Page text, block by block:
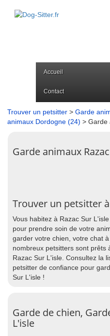
Accueil
Contact
Trouver un petsitter > Garde
animaux Dordogne (24) > Garde
Garde animaux
Trouver un petsitter à
Vous habitez à Razac Sur
pour prendre soin de votre
garder votre chien, votre chat
nombreux petsitters sont prêts
Razac Sur L'isle. Consultez la
petsitter de confiance pour
Sur L'isle !
Garde de chien,
L'isle